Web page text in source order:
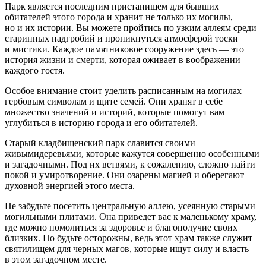
Парк является последним пристанищем для бывших
обитателей этого города и хранит не только их могилы,
но и их истории. Вы можете пройтись по узким аллеям среди
старинных надгробий и проникнуться атмосферой тоски
и мистики. Каждое памятниковое сооружение здесь — это
история жизни и смерти, которая оживает в воображении
каждого гостя.
Особое внимание стоит уделить расписанным на могилах
гербовым символам и щите семей. Они хранят в себе
множество значений и историй, которые помогут вам
углубиться в историю города и его обитателей.
Старый кладбищенский парк славится своими
живымидеревьями, которые кажутся совершенно особенными
и загадочными. Под их ветвями, к сожалению, сложно найти
покой и умиротворение. Они озарены магией и оберегают
духовной энергией этого места.
Не забудьте посетить центральную аллею, усеянную старыми
могильными плитами. Она приведет вас к маленькому храму,
где можно помолиться за здоровье и благополучие своих
близких. Но будьте осторожны, ведь этот храм также служит
святилищем для черных магов, которые ищут силу и власть
в этом загадочном месте.